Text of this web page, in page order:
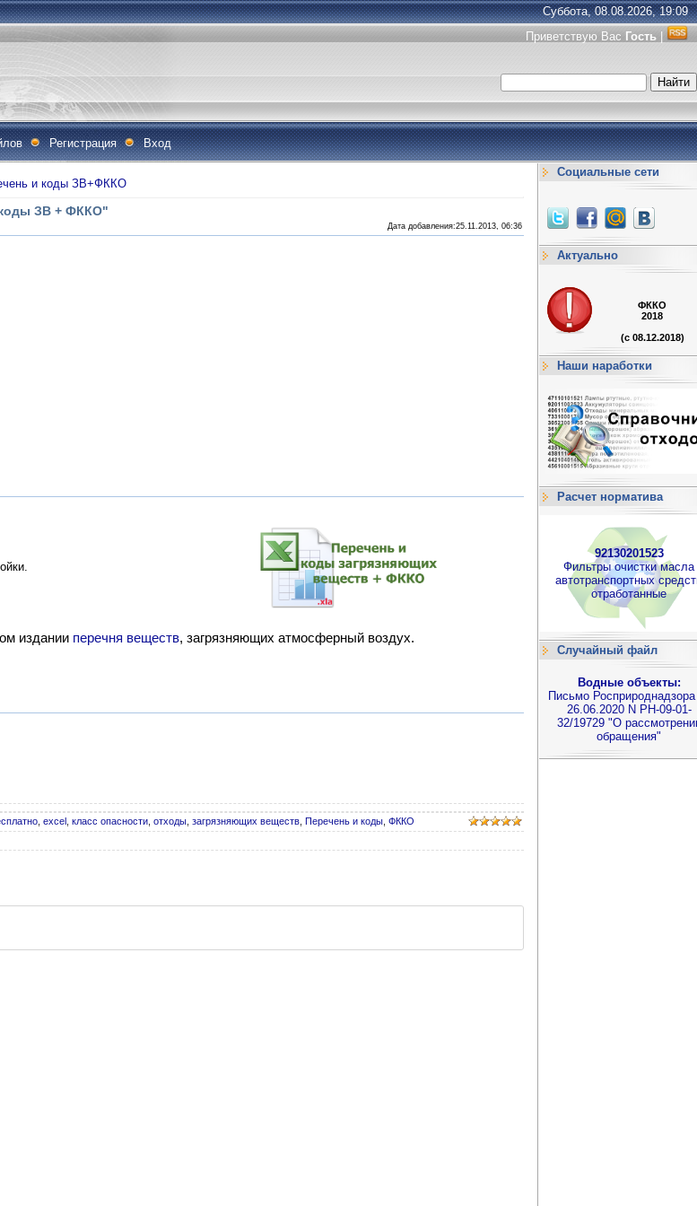
Суббота, 08.08.2026, 19:09
Приветствую Вас Гость
Регистрация Вход
и коды ЗВ+ФККО
ЗВ + ФККО"
Дата добавления:25.11.2013, 06:36
издании перечня веществ, загрязняющих атмосферный воздух.
excel класс опасности отходы загрязняющих веществ Перечень и коды ФККО
Социальные сети
Актуально
ФККО
2018
(с 08.12.2018)
Наши наработки
Расчет норматива
92130201523
Фильтры очистки масла
автотранспортных
отработанные
Случайный файл
Водные объекты:
Письмо Росприроднадзора
26.06.2020 N РН-09-01-
32/19729 "О
обращения"